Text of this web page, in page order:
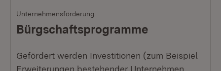
Unternehmensförderung
Bürgschaftsprogramme
Gefördert werden Investitionen (zum Beispiel
Erweiterungen bestehender Unternehmen,